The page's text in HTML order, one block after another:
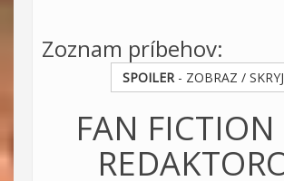
Zoznam príbehov:
SPOILER- ZOBRAZ / SKRYJ
FAN